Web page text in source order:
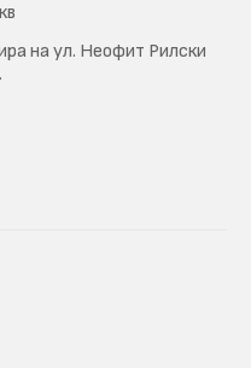
на ул. Неофит Рилски